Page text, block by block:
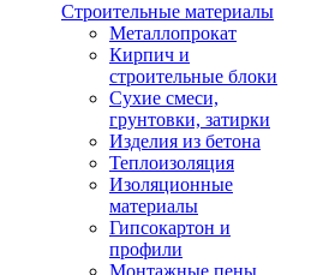
Строительные материалы
Металлопрокат
Кирпич и
строительные блоки
Сухие смеси,
грунтовки, затирки
Изделия из бетона
Теплоизоляция
Изоляционные
материалы
Гипсокартон и
профили
Монтажные пены,